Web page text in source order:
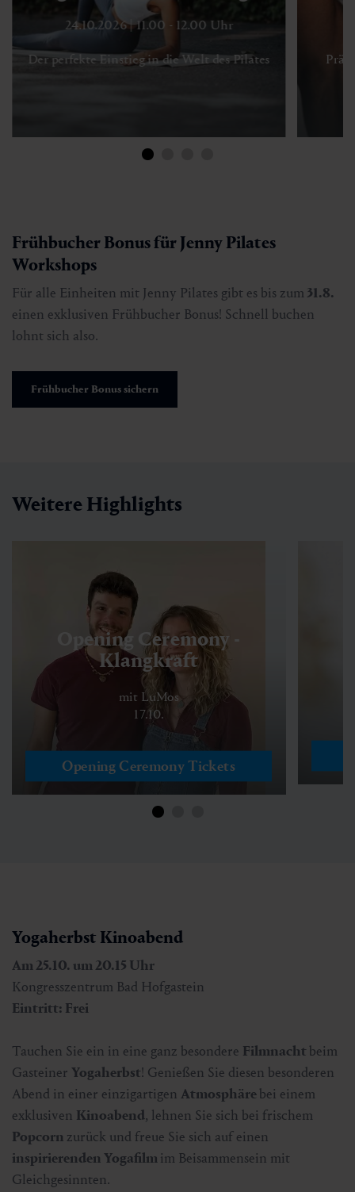
24.10.2026 | 11.00 - 12.00 Uhr
Der perfekte Einstieg in die Welt des Pilates
Frühbucher Bonus für Jenny Pilates
Workshops
Für alle Einheiten mit Jenny Pilates gibt es bis zum 31.8.
einen exklusiven Frühbucher Bonus! Schnell buchen
lohnt sich also.
Frühbucher Bonus sichern
Weitere Highlights
Opening Ceremony -
Klangkraft
mit LuMos
17.10.
Opening Ceremony Tickets
Yogaherbst Kinoabend
Am 25.10. um 20.15 Uhr
Kongresszentrum Bad Hofgastein
Eintritt: Frei
Tauchen Sie ein in eine ganz besondere Filmnachtbeim
Gasteiner Yogaherbst! Genießen Sie diesen besonderen
Abend in einer einzigartigen Atmosphärebei einem
exklusiven Kinoabend, lehnen Sie sich bei frischem
Popcorn zurück und freue Sie sich auf einen
inspirierenden Yogafilmim Beisammensein mit
Gleichgesinnten.